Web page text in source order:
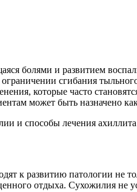
болями и развитием
сгибания
которые часто
может быть назначено
к развитию патологии
отдыха. Сухожилия не